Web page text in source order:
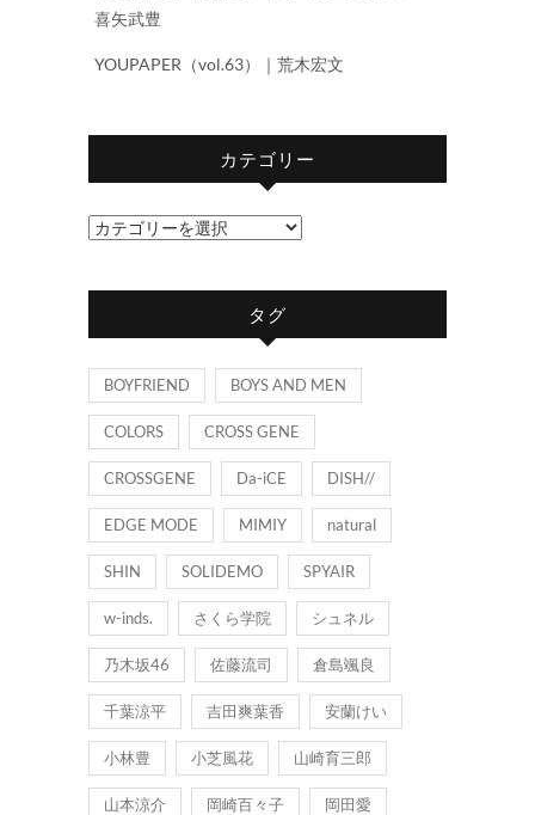
喜矢武豊
YOUPAPER（vol.63）｜荒木宏文
カテゴリー
カ
ゴ
タグ
BOYFRIEND BOYS AND MEN
COLORS CROSS GENE
CROSSGENE Da-iCE DISH//
EDGE MODE MIMIY natural
SHIN SOLIDEMO SPYAIR
w-inds. さくら学院 シュネル
乃木坂46 佐藤流司 倉島颯良
千葉涼平 吉田爽葉香 安蘭けい
小林豊 小芝風花 山崎育三郎
山本涼介 岡崎百々子 岡田愛